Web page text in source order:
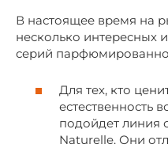
В настоящее время на
несколько интересных
серий
Для тех, кто
естественность
подойдет линия
Naturelle. Они